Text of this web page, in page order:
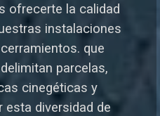
ofrecerte la calidad
instalaciones
que
parcelas,
cinegéticas y
esta diversidad de